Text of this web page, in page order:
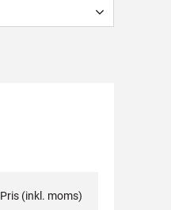
Pris (inkl. moms)